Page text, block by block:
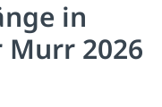
in
2026